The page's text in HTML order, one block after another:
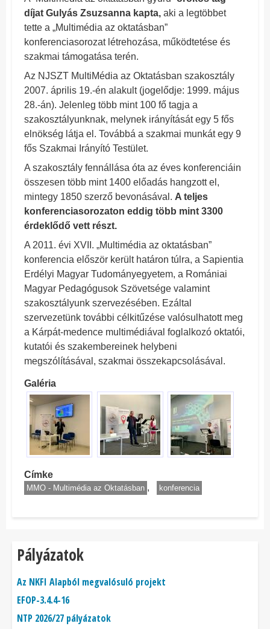
díjat Gulyás Zsuzsanna kapta, aki a legtöbbet
tette a „Multimédia az oktatásban”
konferenciasorozat létrehozása, működtetése és
szakmai támogatása terén.
Az NJSZT MultiMédia az Oktatásban szakosztály
2007. április 19.-én alakult (jogelődje: 1999. május
28.-án). Jelenleg több mint 100 fő tagja a
szakosztályunknak, melynek irányítását egy 5 fős
elnökség látja el. Továbbá a szakmai munkát egy 9
fős Szakmai Irányító Testület.
A szakosztály fennállása óta az éves konferenciáin
összesen több mint 1400 előadás hangzott el,
mintegy 1850 szerző bevonásával. A teljes
konferenciasorozaton eddig több mint 3300
érdeklődő vett részt.
A 2011. évi XVII. „Multimédia az oktatásban”
konferencia először került határon túlra, a Sapientia
Erdélyi Magyar Tudományegyetem, a Romániai
Magyar Pedagógusok Szövetsége valamint
szakosztályunk szervezésében. Ezáltal
szervezetünk további célkitűzése valósulhatott meg
a Kárpát-medence multimédiával foglalkozó oktatói,
kutatói és szakembereinek helybeni
megszólításával, szakmai összekapcsolásával.
Galéria
Címke
MMO - Multimédia az Oktatásban konferencia
Pályázatok
Az NKFI Alapból megvalósuló projekt
EFOP-3.4.4-16
NTP 2026/27 pályázatok